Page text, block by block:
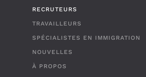
RECRUTEURS
TRAVAILLEURS
SPÉCIALISTES EN IMMIGRATION
NOUVELLES
À PROPOS